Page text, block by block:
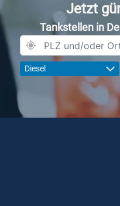
Jetzt
Tankstellen in
Diesel